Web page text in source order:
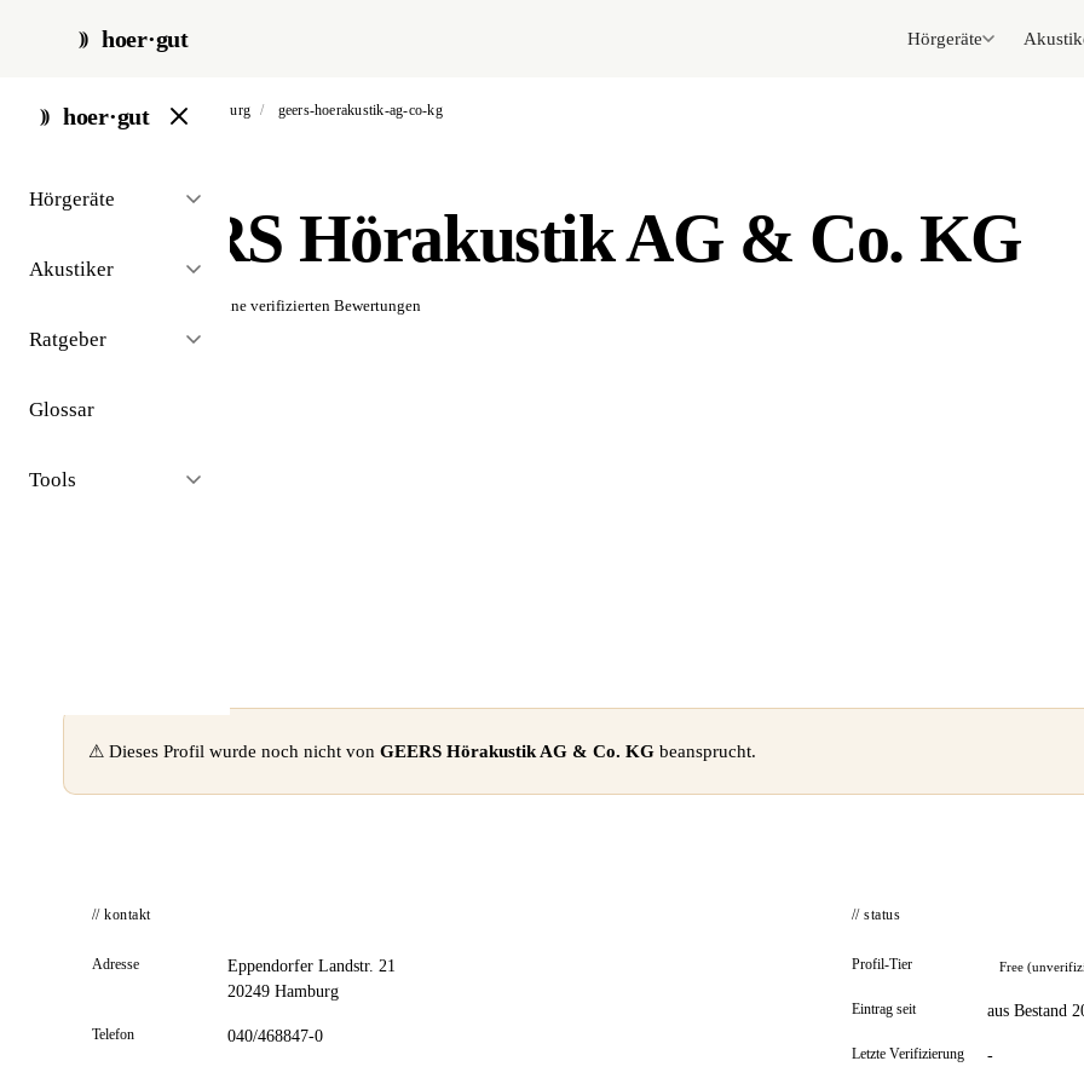
hoer·gut Hörgeräte
hoer·gut
Hörgeräte
Akustiker
Ratgeber
Glossar
Tools
start / akustiker / hamburg / geers-hoerakustik-ag-co-kg
GEERS Hörakustik AG & Co. KG
Noch keine verifizierten Bewertungen
⚠ Dieses Profil wurde noch nicht von GEERS Hörakustik AG & Co. KG beansprucht.
// kontakt
Adresse
Eppendorfer Landstr. 21
20249 Hamburg
Telefon 040/468847-0
// status
Profil-Tier Free
Eintrag seit aus Bestand
Letzte Verifizierung -